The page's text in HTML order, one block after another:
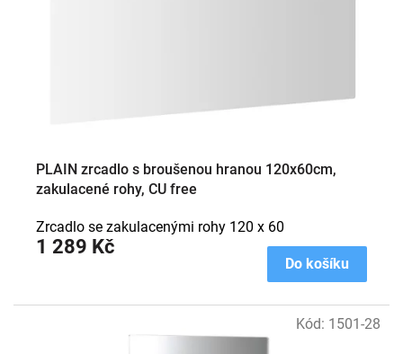
PLAIN zrcadlo s broušenou hranou 120x60cm,
zakulacené rohy, CU free
1 289 Kč
Do košíku
Zrcadlo se zakulacenými rohy 120 x 60
Kód: 1501-28